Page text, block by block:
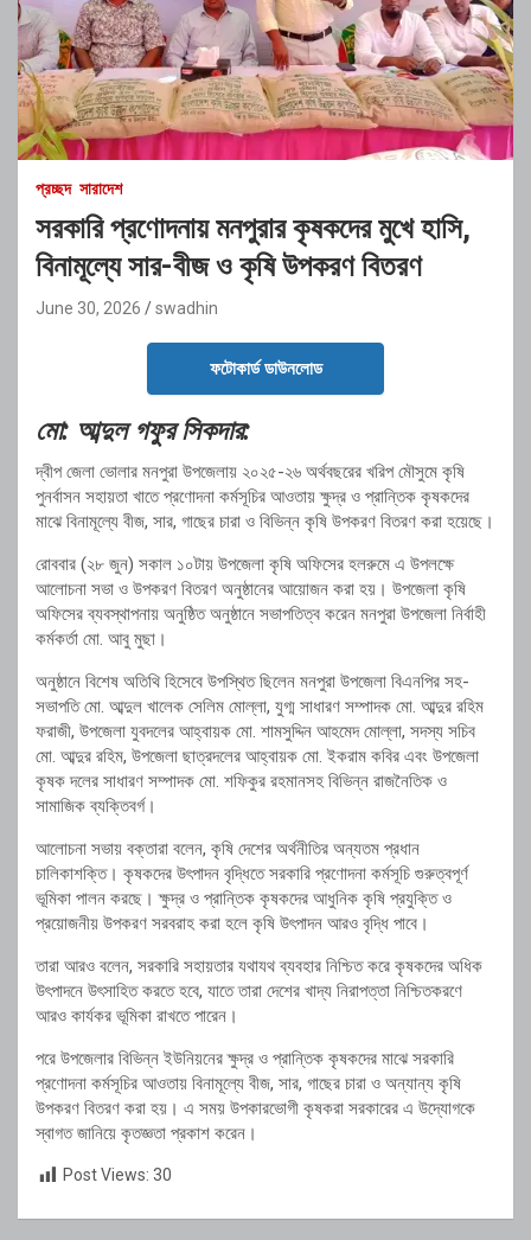
প্রচ্ছদ সারাদেশ
সরকারি প্রণোদনায় মনপুরার কৃষকদের মুখে হাসি,
বিনামূল্যে সার-বীজ ও কৃষি উপকরণ বিতরণ
June 30, 2026 swadhin
ফটোকার্ড ডাউনলোড
মো: আব্দুল গফুর সিকদার:
দ্বীপ জেলা ভোলার মনপুরা উপজেলায় ২০২৫-২৬ অর্থবছরের খরিপ মৌসুমে কৃষি
পুনর্বাসন সহায়তা খাতে প্রণোদনা কর্মসূচির আওতায় ক্ষুদ্র ও প্রান্তিক কৃষকদের
মাঝে বিনামূল্যে বীজ, সার, গাছের চারা ও বিভিন্ন কৃষি উপকরণ বিতরণ করা হয়েছে।
রোববার (২৮ জুন) সকাল ১০টায় উপজেলা কৃষি অফিসের হলরুমে এ উপলক্ষে
আলোচনা সভা ও উপকরণ বিতরণ অনুষ্ঠানের আয়োজন করা হয়। উপজেলা কৃষি
অফিসের ব্যবস্থাপনায় অনুষ্ঠিত অনুষ্ঠানে সভাপতিত্ব করেন মনপুরা উপজেলা নির্বাহী
কর্মকর্তা মো. আবু মুছা।
অনুষ্ঠানে বিশেষ অতিথি হিসেবে উপস্থিত ছিলেন মনপুরা উপজেলা বিএনপির সহ-
সভাপতি মো. আব্দুল খালেক সেলিম মোল্লা, যুগ্ম সাধারণ সম্পাদক মো. আব্দুর রহিম
ফরাজী, উপজেলা যুবদলের আহ্বায়ক মো. শামসুদ্দিন আহমেদ মোল্লা, সদস্য সচিব
মো. আব্দুর রহিম, উপজেলা ছাত্রদলের আহ্বায়ক মো. ইকরাম কবির এবং উপজেলা
কৃষক দলের সাধারণ সম্পাদক মো. শফিকুর রহমানসহ বিভিন্ন রাজনৈতিক ও
সামাজিক ব্যক্তিবর্গ।
আলোচনা সভায় বক্তারা বলেন, কৃষি দেশের অর্থনীতির অন্যতম প্রধান
চালিকাশক্তি। কৃষকদের উৎপাদন বৃদ্ধিতে সরকারি প্রণোদনা কর্মসূচি গুরুত্বপূর্ণ
ভূমিকা পালন করছে। ক্ষুদ্র ও প্রান্তিক কৃষকদের আধুনিক কৃষি প্রযুক্তি ও
প্রয়োজনীয় উপকরণ সরবরাহ করা হলে কৃষি উৎপাদন আরও বৃদ্ধি পাবে।
তারা আরও বলেন, সরকারি সহায়তার যথাযথ ব্যবহার নিশ্চিত করে কৃষকদের অধিক
উৎপাদনে উৎসাহিত করতে হবে, যাতে তারা দেশের খাদ্য নিরাপত্তা নিশ্চিতকরণে
আরও কার্যকর ভূমিকা রাখতে পারেন।
পরে উপজেলার বিভিন্ন ইউনিয়নের ক্ষুদ্র ও প্রান্তিক কৃষকদের মাঝে সরকারি
প্রণোদনা কর্মসূচির আওতায় বিনামূল্যে বীজ, সার, গাছের চারা ও অন্যান্য কৃষি
উপকরণ বিতরণ করা হয়। এ সময় উপকারভোগী কৃষকরা সরকারের এ উদ্যোগকে
স্বাগত জানিয়ে কৃতজ্ঞতা প্রকাশ করেন।
Post Views: 30